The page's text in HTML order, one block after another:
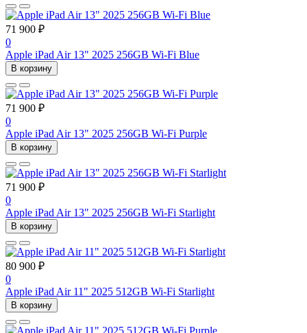
71 900 ₽
0
Apple iPad Air 13" 2025 256GB Wi-Fi Blue
В корзину
71 900 ₽
0
Apple iPad Air 13" 2025 256GB Wi-Fi Purple
В корзину
71 900 ₽
0
Apple iPad Air 13" 2025 256GB Wi-Fi Starlight
В корзину
80 900 ₽
0
Apple iPad Air 11" 2025 512GB Wi-Fi Starlight
В корзину